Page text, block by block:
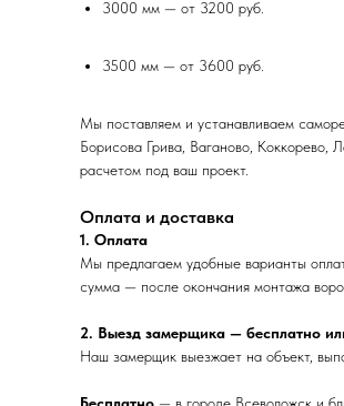
3000 мм — от 3200 руб.
3500 мм — от 3600 руб.
Мы поставляем и устанавливаем
Борисова Грива, Ваганово, Коккорево,
расчетом под ваш проект.
Оплата и доставка
1. Оплата
Мы предлагаем удобные варианты
сумма — после окончания монтажа
2. Выезд замерщика — бесплатно
Наш замерщик выезжает на объект,